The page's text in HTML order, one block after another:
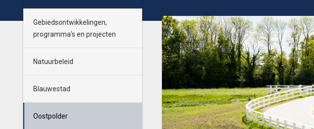
Gebiedsontwikkelingen,
programma's en projecten
Natuurbeleid
Blauwestad
Oostpolder